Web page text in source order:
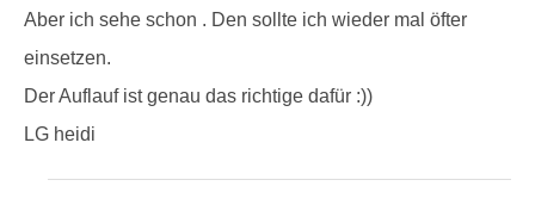
Aber ich sehe schon . Den sollte ich wieder mal öfter
einsetzen.
Der Auflauf ist genau das richtige dafür :))
LG heidi